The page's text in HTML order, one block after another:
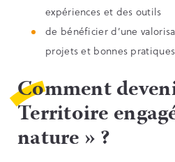
expériences et des outils
de bénéficier d’une
projets et bonnes
Comment
Territoire
nature » ?